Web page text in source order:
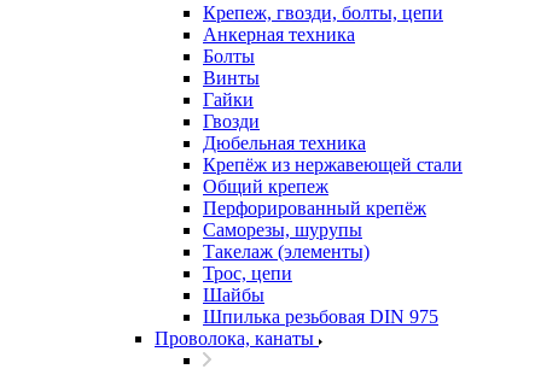
Крепеж, гвозди, болты, цепи
Анкерная техника
Болты
Винты
Гайки
Гвозди
Дюбельная техника
Крепёж из нержавеющей стали
Общий крепеж
Перфорированный крепёж
Саморезы, шурупы
Такелаж (элементы)
Трос, цепи
Шайбы
Шпилька резьбовая DIN 975
Проволока, канаты